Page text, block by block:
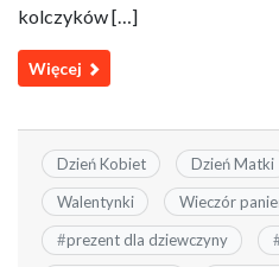
kolczyków […]
Więcej
Dzień Kobiet Dzień Matki
Walentynki Wieczór
#prezent dla dziewczyny